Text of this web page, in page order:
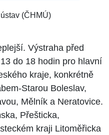
(ČHMÚ)
Výstraha před
do 18 hodin pro hlavní
kraje, konkrétně
Starou Boleslav,
Mělník a Neratovice.
Přešticka,
kraji Litoměřicka